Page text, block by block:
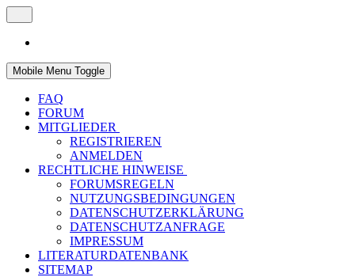
Mobile Menu Toggle
FAQ
FORUM
MITGLIEDER
REGISTRIEREN
ANMELDEN
RECHTLICHE HINWEISE
FORUMSREGELN
NUTZUNGSBEDINGUNGEN
DATENSCHUTZERKLÄRUNG
DATENSCHUTZANFRAGE
IMPRESSUM
LITERATURDATENBANK
SITEMAP